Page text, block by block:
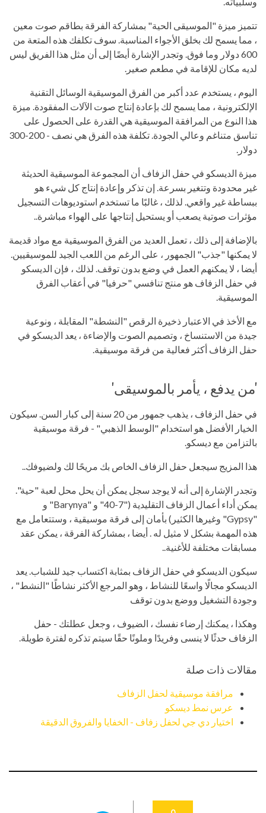
تتميز ميزة "الموسيقى الحية" بمشاركة الفرقة بطاقم صوت معين
، مما يسمح لك بخلق الأجواء المناسبة. سوف تكلفك هذه المتعة من
600 دولار وما فوق. وتجدر الإشارة أيضًا إلى أن مثل هذا الفريق ليس
لديه مكان للإقامة في مطعم صغير.
اليوم ، يستخدم عدد أكبر من الفرق الموسيقية الوسائل التقنية
الإلكترونية ، مما يسمح لك بإعادة إنتاج صوت الآلات المفقودة. ميزة
هذا النوع من المرافقة الموسيقية هي القدرة على الحصول على
تناسق متناغم وعالي الجودة. تكلفة هذه الفرق هي نصف - 200-300
دولار.
ميزة الديسكو في حفل الزفاف أن المجموعة الموسيقية الحديثة
غير محدودة وتتغير بسرعة. إن تذكر وإعادة إنتاج كل شيء هو
ببساطة غير واقعي. لذلك ، غالبًا ما تستخدم استوديوهات التسجيل
مؤثرات صوتية يصعب أو يستحيل إنتاجها على الهواء مباشرة..
بالإضافة إلى ذلك ، تعمل العديد من الفرق الموسيقية مع مواد قديمة
لا يمكنها "جذب" الجمهور ، على الرغم من اللعب الجيد للموسيقيين.
أيضا ، لا يمكنهم العمل في وضع بدون توقف. لذلك ، فإن الديسكو
في حفل الزفاف هو منتج تنافسي "حرفيا" في أعقاب الفرق
الموسيقية.
مع الأخذ في الاعتبار ذخيرة الرقص "النشطة" المقابلة ، ونوعية
جيدة من الاستنساخ ، وتصميم الصوت والإضاءة ، يعد الديسكو في
حفل الزفاف أكثر فعالية من فرقة موسيقية.
'من يدفع ، يأمر بالموسيقى'
في حفل الزفاف ، يذهب جمهور من 20 سنة إلى كبار السن. سيكون
الخيار الأفضل هو استخدام "الوسط الذهبي" - فرقة موسيقية
بالتزامن مع ديسكو.
هذا المزيج سيجعل حفل الزفاف الخاص بك مريحًا لك ولضيوفك..
وتجدر الإشارة إلى أنه لا يوجد سجل يمكن أن يحل محل لعبة "حية".
يمكن أداء أعمال الزفاف التقليدية ("7-40" و "Barynya" و
"Gypsy" وغيرها الكثير) بأمان إلى فرقة موسيقية ، وستتعامل مع
هذه المهمة بشكل لا مثيل له . أيضا ، بمشاركة الفرقة ، يمكن عقد
مسابقات مختلفة للأغنية..
سيكون الديسكو في حفل الزفاف بمثابة اكتساب جيد للشباب. يعد
الديسكو مجالًا واسعًا للنشاط ، وهو المرجع الأكثر نشاطًا "النشط" ،
وجودة التشغيل ووضع بدون توقف
وهكذا ، يمكنك إرضاء نفسك ، الضيوف ، وجعل عطلتك - حفل
الزفاف حدثًا لا ينسى وفريدًا وملونًا حقًا سيتم تذكره لفترة طويلة.
مقالات ذات صلة
مرافقة موسيقية لحفل الزفاف
عرس نمط ديسكو
اختيار دي جي لحفل زفاف - الخفايا والفروق الدقيقة